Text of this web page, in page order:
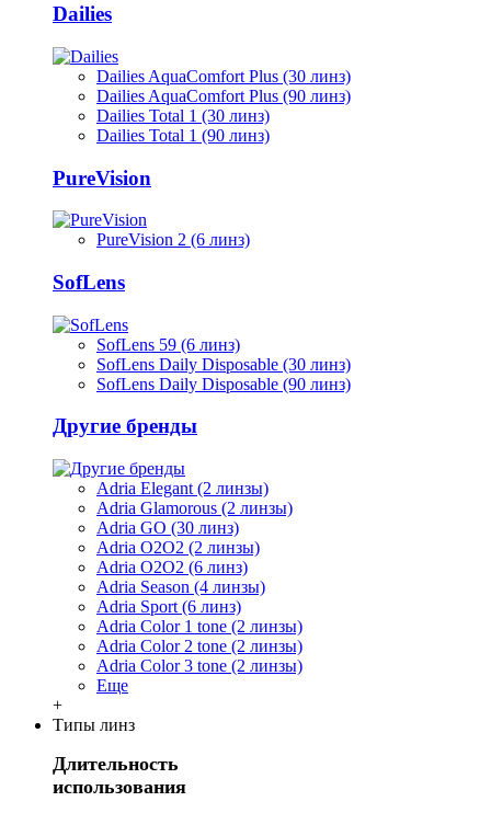
Dailies
Dailies AquaComfort Plus (30 линз)
Dailies AquaComfort Plus (90 линз)
Dailies Total 1 (30 линз)
Dailies Total 1 (90 линз)
PureVision
PureVision 2 (6 линз)
SofLens
SofLens 59 (6 линз)
SofLens Daily Disposable (30 линз)
SofLens Daily Disposable (90 линз)
Другие бренды
Adria Elegant (2 линзы)
Adria Glamorous (2 линзы)
Adria GO (30 линз)
Adria O2O2 (2 линзы)
Adria O2O2 (6 линз)
Adria Season (4 линзы)
Adria Sport (6 линз)
Adria Сolor 1 tone (2 линзы)
Adria Сolor 2 tone (2 линзы)
Adria Сolor 3 tone (2 линзы)
Еще
+
Типы линз
Длительность
использования